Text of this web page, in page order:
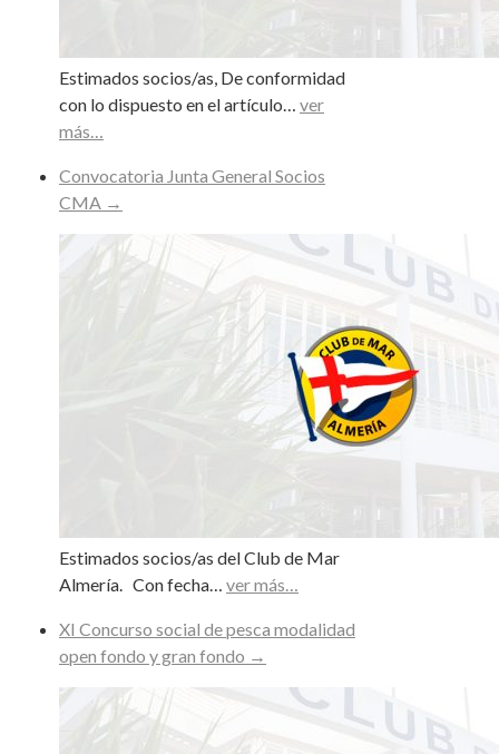
Estimados socios/as, De conformidad
con lo dispuesto en el artículo… ver
más…
Convocatoria Junta General Socios
CMA →
Estimados socios/as del Club de Mar
Almería. Con fecha… ver más…
XI Concurso social de pesca modalidad
open fondo y gran fondo →